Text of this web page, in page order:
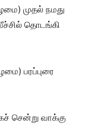
முதல் நமது
தொடங்கி
பரப்புரை
சென்று வாக்கு